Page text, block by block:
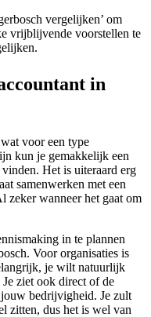
vergelijken’ om
vrijblijvende voorstellen te
in
voor een type
kun je gemakkelijk een
Het is uiteraard erg
samenwerken met een
zeker wanneer het gaat om
in te plannen
Voor organisaties is
je wilt natuurlijk
ziet ook direct of de
bedrijvigheid. Je zult
zitten, dus het is wel van